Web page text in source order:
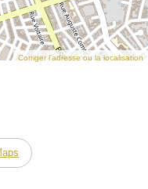
Corriger l’adresse ou la localisation